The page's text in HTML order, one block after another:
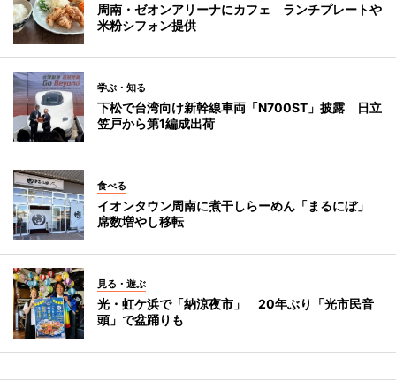
周南・ゼオンアリーナにカフェ ランチプレートや
米粉シフォン提供
学ぶ・知る
下松で台湾向け新幹線車両「N700ST」披露 日立
笠戸から第1編成出荷
食べる
イオンタウン周南に煮干しらーめん「まるにぼ」
席数増やし移転
見る・遊ぶ
光・虹ケ浜で「納涼夜市」 20年ぶり「光市民音
頭」で盆踊りも